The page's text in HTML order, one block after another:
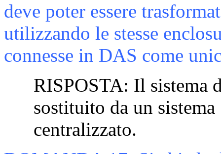
deve poter essere
utilizzando le stesse
connesse in DAS come
RISPOSTA: Il sistema
sostituito da un sistema
centralizzato.